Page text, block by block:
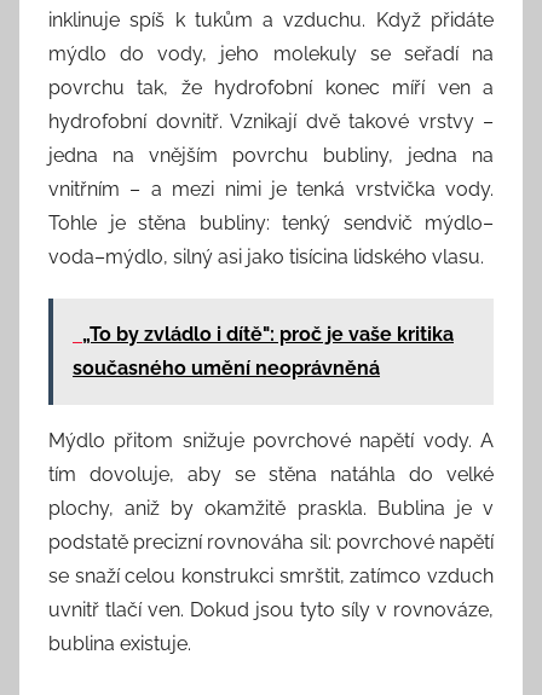
inklinuje spíš k tukům a vzduchu. Když přidáte
mýdlo do vody, jeho molekuly se seřadí na
povrchu tak, že hydrofobní konec míří ven a
hydrofobní dovnitř. Vznikají dvě takové vrstvy –
jedna na vnějším povrchu bubliny, jedna na
vnitřním – a mezi nimi je tenká vrstvička vody.
Tohle je stěna bubliny: tenký sendvič mýdlo–
voda–mýdlo, silný asi jako tisícina lidského vlasu.
„To by zvládlo i dítě": proč je vaše kritika
současného umění neoprávněná
Mýdlo přitom snižuje povrchové napětí vody. A
tím dovoluje, aby se stěna natáhla do velké
plochy, aniž by okamžitě praskla. Bublina je v
podstatě precizní rovnováha sil: povrchové napětí
se snaží celou konstrukci smrštit, zatímco vzduch
uvnitř tlačí ven. Dokud jsou tyto síly v rovnováze,
bublina existuje.